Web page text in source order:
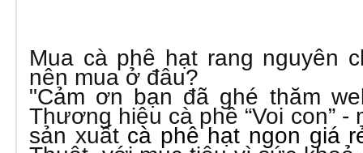
Mua cà phê hạt rang nguyên
nên mua ở đâu?
"Cảm ơn bạn đã ghé thăm
Thương hiệu cà phê “Voi con”
sản xuất cà phê hạt ngon giá